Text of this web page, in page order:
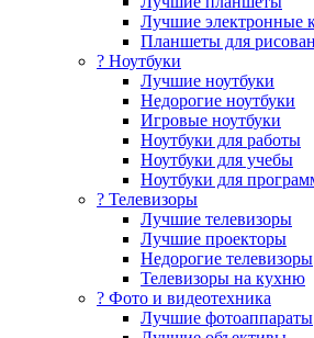
Лучшие электронные
Планшеты для
? Ноутбуки
Лучшие ноутбуки
Недорогие ноутбуки
Игровые ноутбуки
Ноутбуки для работы
Ноутбуки для учебы
Ноутбуки для
? Телевизоры
Лучшие телевизоры
Лучшие проекторы
Недорогие телевизоры
Телевизоры на кухню
? Фото и видеотехника
Лучшие фотоаппараты